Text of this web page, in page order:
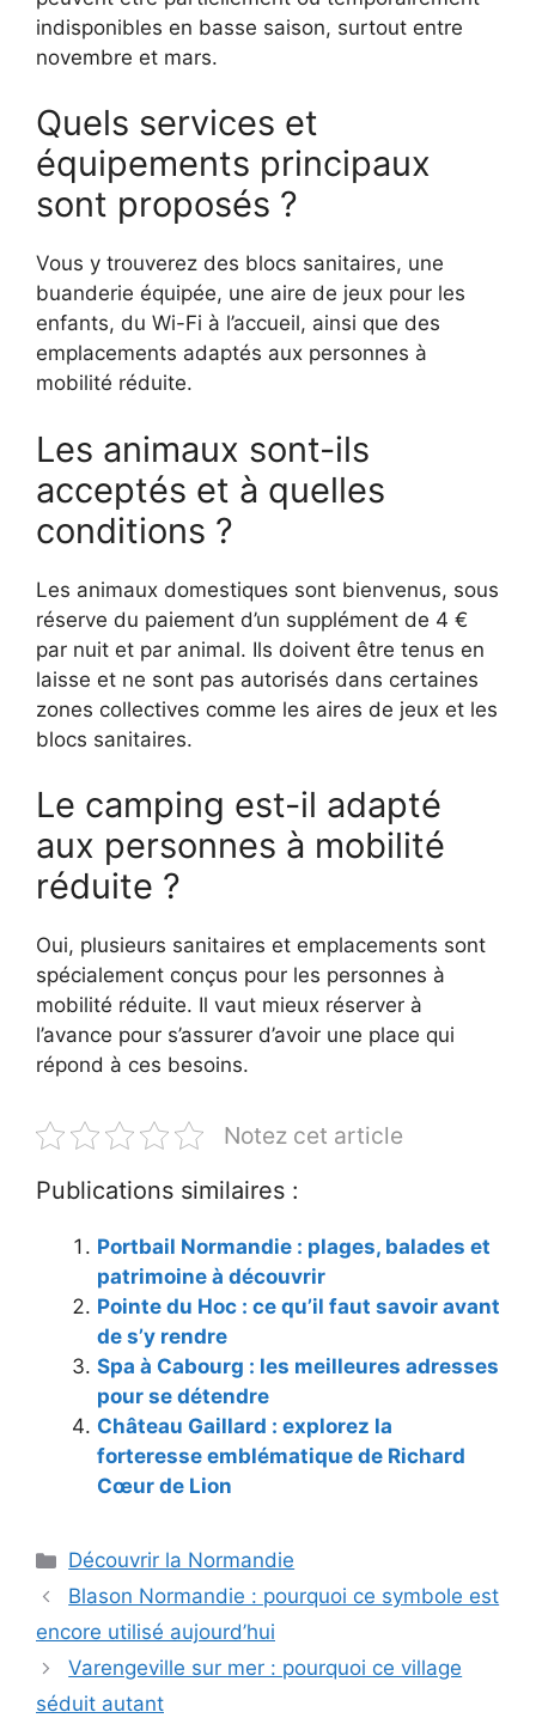
indisponibles en basse saison, surtout entre
novembre et mars.
Quels services et
équipements principaux
sont proposés ?
Vous y trouverez des blocs sanitaires, une
buanderie équipée, une aire de jeux pour les
enfants, du Wi-Fi à l’accueil, ainsi que des
emplacements adaptés aux personnes à
mobilité réduite.
Les animaux sont-ils
acceptés et à quelles
conditions ?
Les animaux domestiques sont bienvenus, sous
réserve du paiement d’un supplément de 4 €
par nuit et par animal. Ils doivent être tenus en
laisse et ne sont pas autorisés dans certaines
zones collectives comme les aires de jeux et les
blocs sanitaires.
Le camping est-il adapté
aux personnes à mobilité
réduite ?
Oui, plusieurs sanitaires et emplacements sont
spécialement conçus pour les personnes à
mobilité réduite. Il vaut mieux réserver à
l’avance pour s’assurer d’avoir une place qui
répond à ces besoins.
Notez cet article
Publications similaires :
Portbail Normandie : plages, balades et
patrimoine à découvrir
Pointe du Hoc : ce qu’il faut savoir avant
de s’y rendre
Spa à Cabourg : les meilleures adresses
pour se détendre
Château Gaillard : explorez la
forteresse emblématique de Richard
Cœur de Lion
Catégories
Découvrir la Normandie
Blason Normandie : pourquoi ce symbole est
encore utilisé aujourd’hui
Varengeville sur mer : pourquoi ce village
séduit autant